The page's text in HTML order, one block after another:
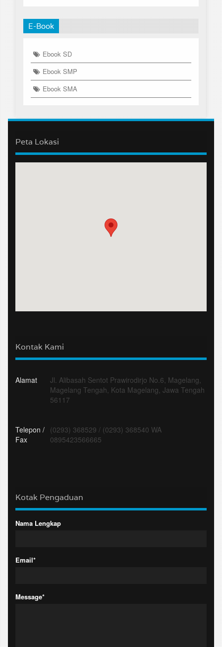
E-Book
Ebook SD
Ebook SMP
Ebook SMA
Peta Lokasi
Kontak Kami
Alamat
Jl. Alibasah Sentot Prawirodirjo No.6, Magelang,
Magelang Tengah, Kota Magelang, Jawa Tengah
56117
Telepon /
Fax
(0293) 368529 / (0293) 368540 WA
0895423566665
Kotak Pengaduan
Nama Lengkap
Email*
Message*